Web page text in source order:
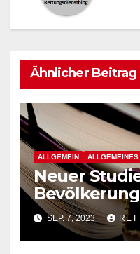
Ähnlicher Beitrag
ALLGEMEIN ALLGEMEINES
Neuer
SEP. 7, 2023